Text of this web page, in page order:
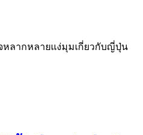
หลากหลายแง่มุมเกี่ยวกับญี่ปุ่น